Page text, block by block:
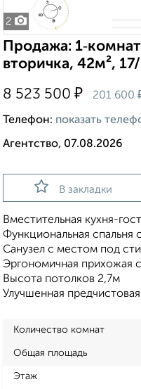
2
Продажа:
вторичка, 42м²,
8 523 500 ₽ 201 600
Телефон: показать
Агентство, 07.08.2026
В закладки
Вместительная кухня-
Функциональная
Санузел с местом под
Эргономичная прихожая
Высота потолков 2,7м
Улучшенная
Количество комнат
Общая площадь
Этаж